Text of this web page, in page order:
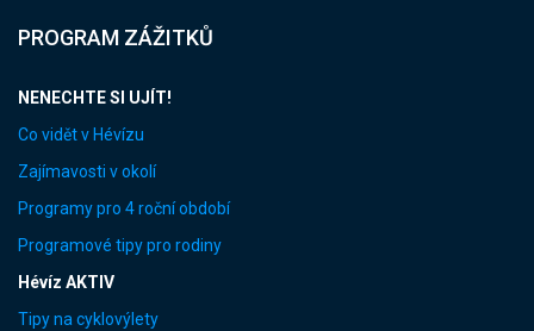
PROGRAM ZÁŽITKŮ
NENECHTE SI UJÍT!
Co vidět v Hévízu
Zajímavosti v okolí
Programy pro 4 roční období
Programové tipy pro rodiny
Hévíz AKTIV
Tipy na cyklovýlety